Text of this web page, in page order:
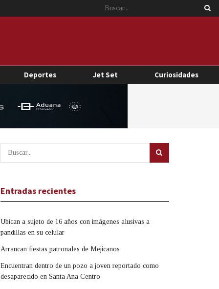
Deportes Jet Set Curiosidades
Entradas recientes
Ubican a sujeto de 16 años con imágenes alusivas a
pandillas en su celular
Arrancan fiestas patronales de Mejicanos
Encuentran dentro de un pozo a joven reportado como
desaparecido en Santa Ana Centro